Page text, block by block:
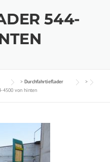
544-
> Durchfahrtieflader
>
4500 von hinten